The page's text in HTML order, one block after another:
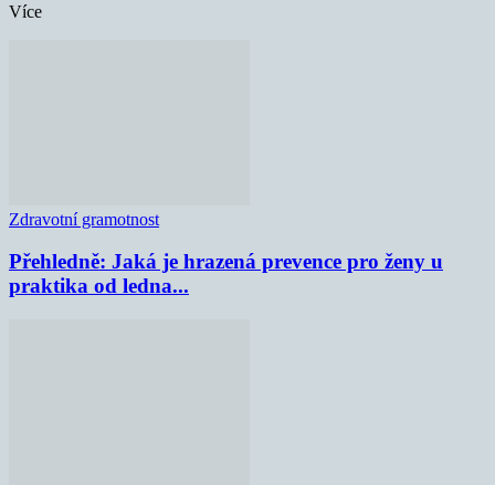
Více
Zdravotní gramotnost
Přehledně: Jaká je hrazená prevence pro ženy u
praktika od ledna...